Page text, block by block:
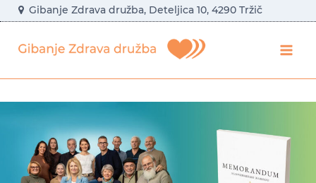
Skip
content
Gibanje Zdrava družba, Deteljica 10, 4290 Tržič